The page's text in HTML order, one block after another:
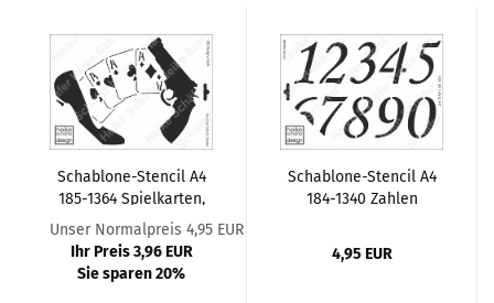
Schablone-Stencil A4
185-1364 Spielkarten,
Revolver, Schuh
Unser Normalpreis 4,95 EUR
Ihr Preis 3,96 EUR
Sie sparen 20%
Schablone-Stencil A4
184-1340 Zahlen
4,95 EUR